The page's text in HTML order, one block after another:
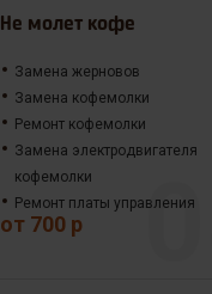
Не молет кофе
Замена жерновов
Замена кофемолки
Ремонт кофемолки
Замена электродвигателя
кофемолки
Ремонт платы управления
от 700 р